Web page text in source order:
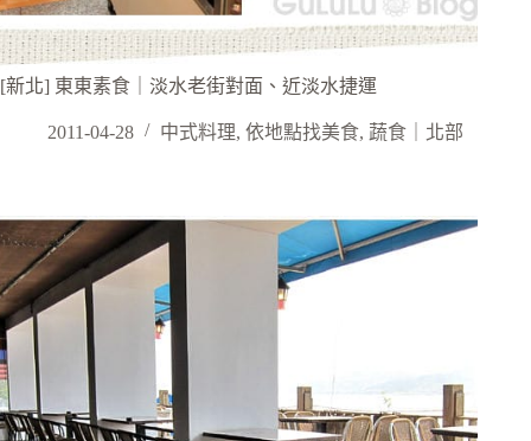
[新北] 東東素食｜淡水老街對面、近淡水捷運
2011-04-28 中式料理, 依地點找美食, 蔬食｜北部